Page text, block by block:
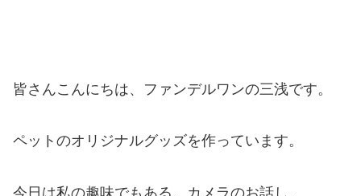
皆さんこんにちは、ファンデルワンの三浅です。
ペットのオリジナルグッズを作っています。
今日は私の趣味でもある、カメラのお話し。